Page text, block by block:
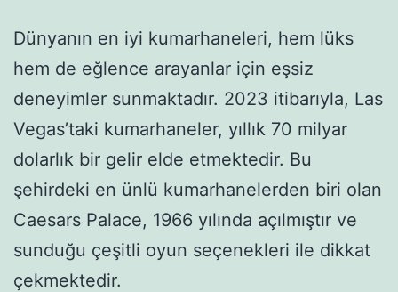
Dünyanın en iyi kumarhaneleri, hem lüks
hem de eğlence arayanlar için eşsiz
deneyimler sunmaktadır. 2023 itibarıyla, Las
Vegas’taki kumarhaneler, yıllık 70 milyar
dolarlık bir gelir elde etmektedir. Bu
şehirdeki en ünlü kumarhanelerden biri olan
Caesars Palace, 1966 yılında açılmıştır ve
sunduğu çeşitli oyun seçenekleri ile dikkat
çekmektedir.